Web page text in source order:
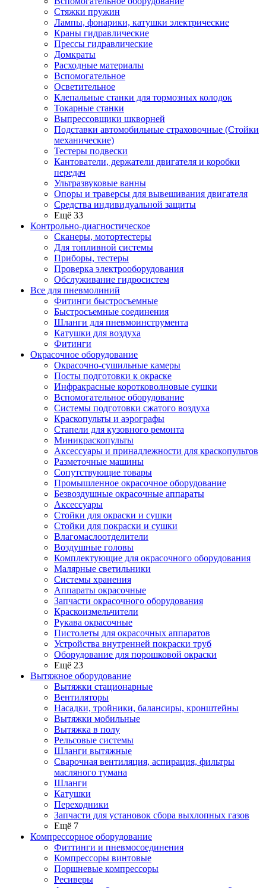
Стяжки пружин
Лампы, фонарики, катушки электрические
Краны гидравлические
Прессы гидравлические
Домкраты
Расходные материалы
Вспомогательное
Осветительное
Клепальные станки для тормозных колодок
Токарные станки
Выпрессовщики шкворней
Подставки автомобильные страховочные (Стойки
механические)
Тестеры подвески
Кантователи, держатели двигателя и коробки
передач
Ультразвуковые ванны
Опоры и траверсы для вывешивания двигателя
Средства индивидуальной защиты
Ещё 33
Контрольно-диагностическое
Сканеры, мотортестеры
Для топливной системы
Приборы, тестеры
Проверка электрооборудования
Обслуживание гидросистем
Все для пневмолиний
Фитинги быстросъемные
Быстросъемные соединения
Шланги для пневмоинструмента
Катушки для воздуха
Фитинги
Окрасочное оборудование
Окрасочно-сушильные камеры
Посты подготовки к окраске
Инфракрасные коротковолновые сушки
Вспомогательное оборудование
Системы подготовки сжатого воздуха
Краскопульты и аэрографы
Стапели для кузовного ремонта
Миникраскопульты
Аксессуары и принадлежности для краскопультов
Разметочные машины
Сопутствующие товары
Промышленное окрасочное оборудование
Безвоздушные окрасочные аппараты
Аксессуары
Стойки для окраски и сушки
Стойки для покраски и сушки
Влагомаслоотделители
Воздушные головы
Комплектующие для окрасочного оборудования
Малярные светильники
Системы хранения
Аппараты окрасочные
Запчасти окрасочного оборудования
Краскоизмельчители
Рукава окрасочные
Пистолеты для окрасочных аппаратов
Устройства внутренней покраски труб
Оборудование для порошковой окраски
Ещё 23
Вытяжное оборудование
Вытяжки стационарные
Вентиляторы
Насадки, тройники, балансиры, кронштейны
Вытяжки мобильные
Вытяжка в полу
Рельсовые системы
Шланги вытяжные
Сварочная вентиляция, аспирация, фильтры
масляного тумана
Шланги
Катушки
Переходники
Запчасти для установок сбора выхлопных газов
Ещё 7
Компрессорное оборудование
Фиттинги и пневмосоединения
Компрессоры винтовые
Поршневые компрессоры
Ресиверы